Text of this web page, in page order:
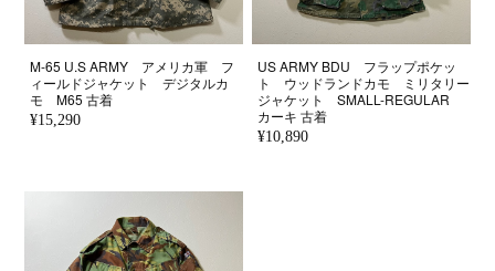
M-65 U.S ARMY アメリカ軍 フ
ィールドジャケット デジタルカ
モ M65 古着
¥15,290
US ARMY BDU フラップポケッ
ト ウッドランドカモ ミリタリー
ジャケット SMALL-REGULAR
カーキ 古着
¥10,890